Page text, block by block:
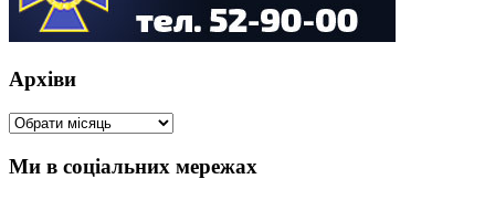
Архіви
Архіви
Ми в соціальних мережах